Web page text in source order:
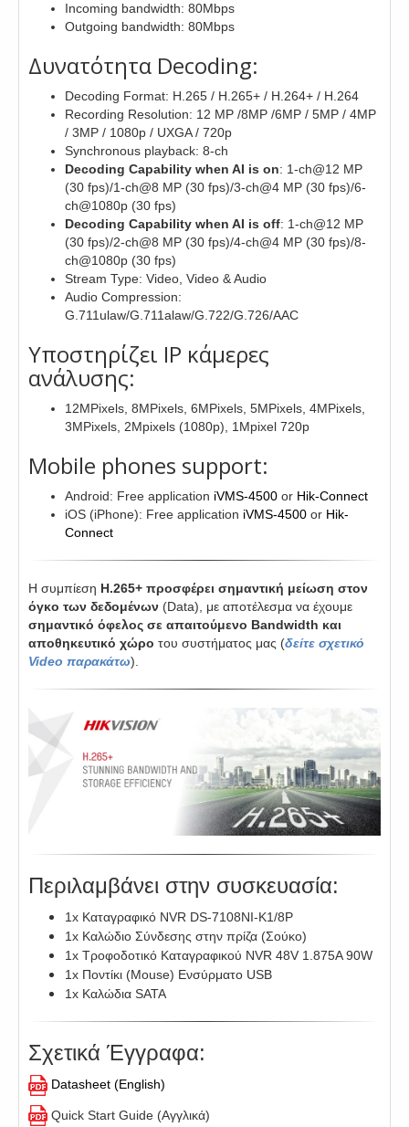
Incoming bandwidth: 80Mbps
Outgoing bandwidth: 80Mbps
Δυνατότητα Decoding:
Decoding Format: H.265 / H.265+ / H.264+ / H.264
Recording Resolution: 12 MP /8MP /6MP / 5MP / 4MP
/ 3MP / 1080p / UXGA / 720p
Synchronous playback: 8-ch
Decoding Capability when AI is on: 1-ch@12 MP
(30 fps)/1-ch@8 MP (30 fps)/3-ch@4 MP (30 fps)/6-
ch@1080p (30 fps)
Decoding Capability when AI is off: 1-ch@12 MP
(30 fps)/2-ch@8 MP (30 fps)/4-ch@4 MP (30 fps)/8-
ch@1080p (30 fps)
Stream Type: Video, Video & Audio
Audio Compression:
G.711ulaw/G.711alaw/G.722/G.726/AAC
Υποστηρίζει IP κάμερες
ανάλυσης:
12MPixels, 8MPixels, 6MPixels, 5MPixels, 4MPixels,
3MPixels, 2Mpixels (1080p), 1Mpixel 720p
Mobile phones support:
Android: Free application iVMS-4500 or Hik-Connect
iOS (iPhone): Free application iVMS-4500 or Hik-
Connect
Η συμπίεση H.265+ προσφέρει σημαντική μείωση στον
όγκο των δεδομένων (Data), με αποτέλεσμα να έχουμε
σημαντικό όφελος σε απαιτούμενο Bandwidth και
αποθηκευτικό χώρο του συστήματος μας (δείτε σχετικό
Video παρακάτω).
Περιλαμβάνει στην συσκευασία:
1x Καταγραφικό NVR DS-7108NI-K1/8P
1x Καλώδιο Σύνδεσης στην πρίζα (Σούκο)
1x Τροφοδοτικό Καταγραφικού NVR 48V 1.875A 90W
1x Ποντίκι (Mouse) Ενσύρματο USB
1x Καλώδια SATA
Σχετικά Έγγραφα:
Datasheet (English)
Quick Start Guide (Αγγλικά)